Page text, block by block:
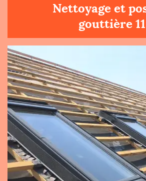
Nettoyage et
gouttière 11